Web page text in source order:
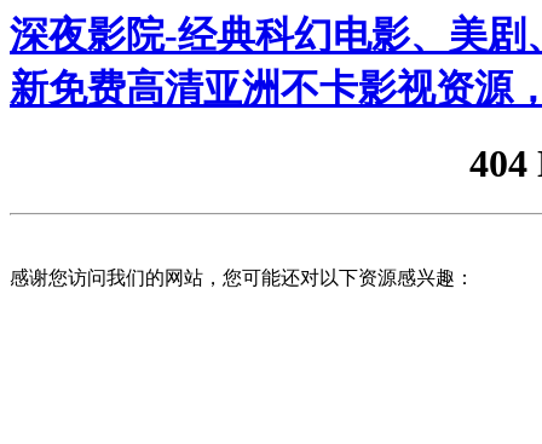
深夜影院-经典科幻电影、美
新免费高清亚洲不卡影视资
404
感谢您访问我们的网站，您可能还对以下资源感兴趣：